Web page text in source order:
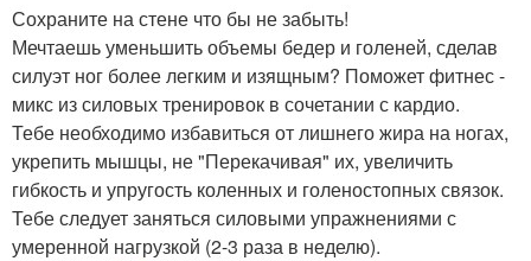
Сохраните на стене что бы не забыть!
Мечтаешь уменьшить объемы бедер и голеней, сделав
силуэт ног более легким и изящным? Поможет фитнес -
микс из силовых тренировок в сочетании с кардио.
Тебе необходимо избавиться от лишнего жира на ногах,
укрепить мышцы, не "Перекачивая" их, увеличить
гибкость и упругость коленных и голеностопных связок.
Тебе следует заняться силовыми упражнениями с
умеренной нагрузкой (2-3 раза в неделю).